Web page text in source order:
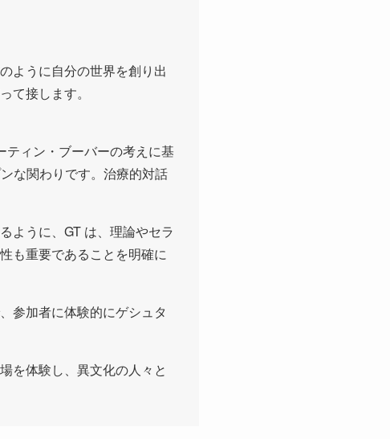
ように自分の世界を創り出
て接します。
ィン・ブーバーの考えに基
な関わりです。治療的対話
ように、GT は、理論やセラ
も重要であることを明確に
参加者に体験的にゲシュタ
を体験し、異文化の人々と